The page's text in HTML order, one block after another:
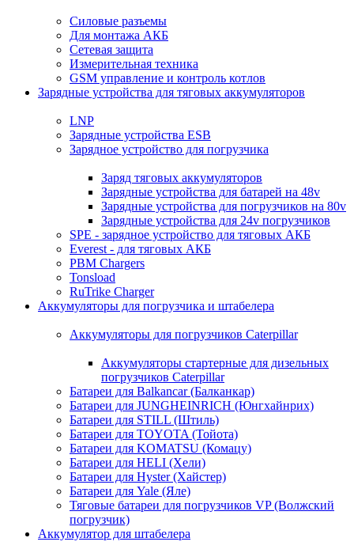
Силовые разъемы
Для монтажа АКБ
Сетевая защита
Измерительная техника
GSM управление и контроль котлов
Зарядные устройства для тяговых аккумуляторов
LNP
Зарядные устройства ESB
Зарядное устройство для погрузчика
Заряд тяговых аккумуляторов
Зарядные устройства для батарей на 48v
Зарядные устройства для погрузчиков на 80v
Зарядные устройства для 24v погрузчиков
SPE - зарядное устройство для тяговых АКБ
Everest - для тяговых АКБ
PBM Chargers
Tonsload
RuTrike Charger
Аккумуляторы для погрузчика и штабелера
Аккумуляторы для погрузчиков Caterpillar
Аккумуляторы стартерные для дизельных
погрузчиков Caterpillar
Батареи для Balkancar (Балканкар)
Батареи для JUNGHEINRICH (Юнгхайнрих)
Батареи для STILL (Штиль)
Батареи для TOYOTA (Тойота)
Батареи для KOMATSU (Комацу)
Батареи для HELI (Хели)
Батареи для Hyster (Хайстер)
Батареи для Yale (Яле)
Тяговые батареи для погрузчиков VP (Волжский
погрузчик)
Аккумулятор для штабелера